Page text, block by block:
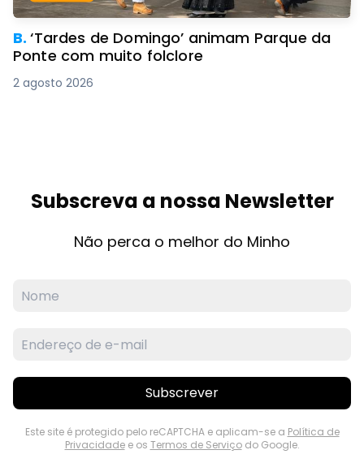
B.‘Tardes de Domingo’ animam Parque da
Ponte com muito folclore
2 agosto 2026
Subscreva a nossa Newsletter
Não perca o melhor do Minho
Subscrever
Este site é protegido pelo reCAPTCHA e aplicam-se a Política de
Privacidadee os Termos de Serviçodo Google.